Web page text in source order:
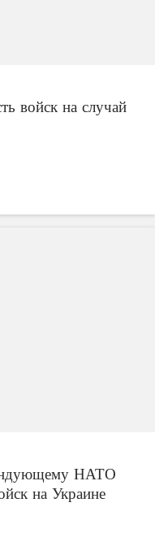
войск на случай
НАТО
на Украине